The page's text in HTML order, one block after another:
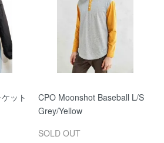
ット
CPO Moonshot Baseball L/S
Grey/Yellow
SOLD OUT